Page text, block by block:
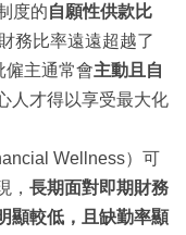
度的自願性供款比
務比率遠遠超越了
僱主通常會主動且自
人才得以享受最大化
Wellness）可
， 長期面對即期財務
顯較低，且缺勤率顯